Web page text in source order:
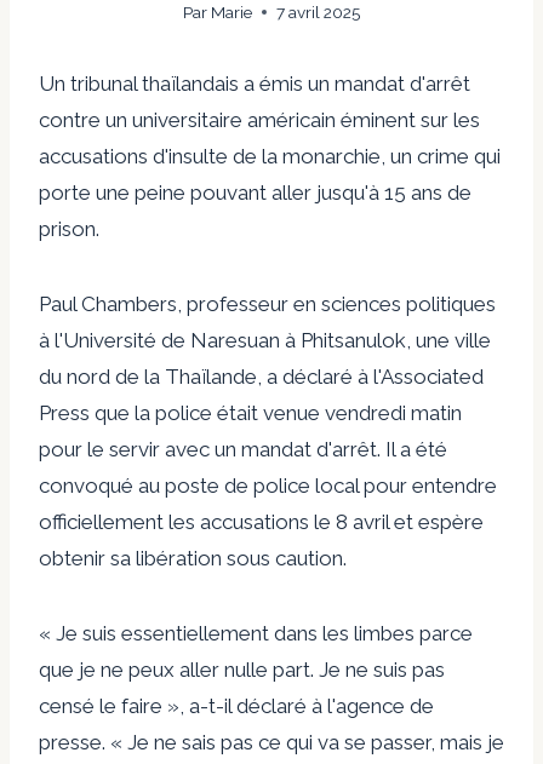
Par Marie 7 avril 2025
Un tribunal thaïlandais a émis un mandat d'arrêt
contre un universitaire américain éminent sur les
accusations d'insulte de la monarchie, un crime qui
porte une peine pouvant aller jusqu'à 15 ans de
prison.
Paul Chambers, professeur en sciences politiques
à l'Université de Naresuan à Phitsanulok, une ville
du nord de la Thaïlande, a déclaré à l'Associated
Press que la police était venue vendredi matin
pour le servir avec un mandat d'arrêt. Il a été
convoqué au poste de police local pour entendre
officiellement les accusations le 8 avril et espère
obtenir sa libération sous caution.
« Je suis essentiellement dans les limbes parce
que je ne peux aller nulle part. Je ne suis pas
censé le faire », a-t-il déclaré à l'agence de
presse. « Je ne sais pas ce qui va se passer, mais je